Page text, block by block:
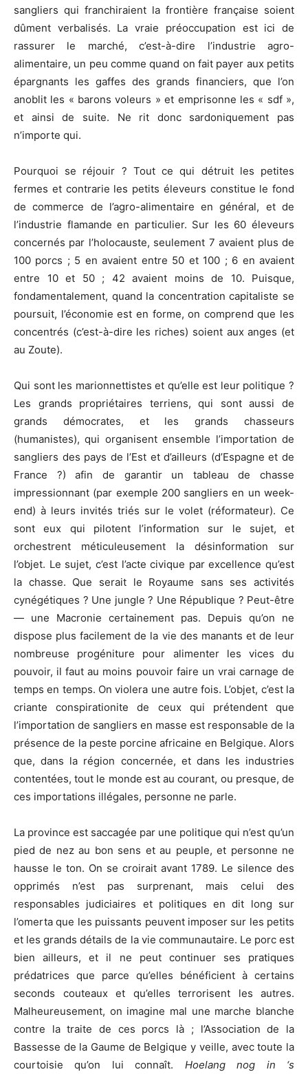
sangliers qui franchiraient la frontière française soient
dûment verbalisés. La vraie préoccupation est ici de
rassurer le marché, c’est-à-dire l’industrie agro-
alimentaire, un peu comme quand on fait payer aux petits
épargnants les gaffes des grands financiers, que l’on
anoblit les « barons voleurs » et emprisonne les « sdf »,
et ainsi de suite. Ne rit donc sardoniquement pas
n’importe qui.
Pourquoi se réjouir ? Tout ce qui détruit les petites
fermes et contrarie les petits éleveurs constitue le fond
de commerce de l’agro-alimentaire en général, et de
l’industrie flamande en particulier. Sur les 60 éleveurs
concernés par l’holocauste, seulement 7 avaient plus de
100 porcs ; 5 en avaient entre 50 et 100 ; 6 en avaient
entre 10 et 50 ; 42 avaient moins de 10. Puisque,
fondamentalement, quand la concentration capitaliste se
poursuit, l’économie est en forme, on comprend que les
concentrés (c’est-à-dire les riches) soient aux anges (et
au Zoute).
Qui sont les marionnettistes et qu’elle est leur politique ?
Les grands propriétaires terriens, qui sont aussi de
grands démocrates, et les grands chasseurs
(humanistes), qui organisent ensemble l’importation de
sangliers des pays de l’Est et d’ailleurs (d’Espagne et de
France ?) afin de garantir un tableau de chasse
impressionnant (par exemple 200 sangliers en un week-
end) à leurs invités triés sur le volet (réformateur). Ce
sont eux qui pilotent l’information sur le sujet, et
orchestrent méticuleusement la désinformation sur
l’objet. Le sujet, c’est l’acte civique par excellence qu’est
la chasse. Que serait le Royaume sans ses activités
cynégétiques ? Une jungle ? Une République ? Peut-être
— une Macronie certainement pas. Depuis qu’on ne
dispose plus facilement de la vie des manants et de leur
nombreuse progéniture pour alimenter les vices du
pouvoir, il faut au moins pouvoir faire un vrai carnage de
temps en temps. On violera une autre fois. L’objet, c’est la
criante conspirationite de ceux qui prétendent que
l’importation de sangliers en masse est responsable de la
présence de la peste porcine africaine en Belgique. Alors
que, dans la région concernée, et dans les industries
contentées, tout le monde est au courant, ou presque, de
ces importations illégales, personne ne parle.
La province est saccagée par une politique qui n’est qu’un
pied de nez au bon sens et au peuple, et personne ne
hausse le ton. On se croirait avant 1789. Le silence des
opprimés n’est pas surprenant, mais celui des
responsables judiciaires et politiques en dit long sur
l’omerta que les puissants peuvent imposer sur les petits
et les grands détails de la vie communautaire. Le porc est
bien ailleurs, et il ne peut continuer ses pratiques
prédatrices que parce qu’elles bénéficient à certains
seconds couteaux et qu’elles terrorisent les autres.
Malheureusement, on imagine mal une marche blanche
contre la traite de ces porcs là ; l’Association de la
Bassesse de la Gaume de Belgique y veille, avec toute la
courtoisie qu’on lui connaît. Hoelang nog in ‘s